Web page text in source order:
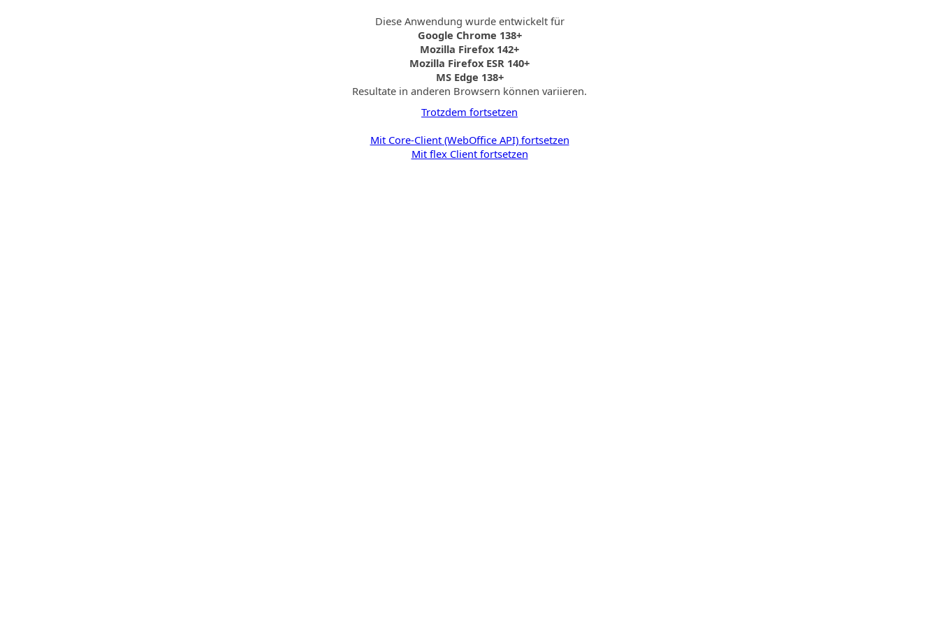
Diese Anwendung wurde entwickelt für
Google Chrome 138+
Mozilla Firefox 142+
Mozilla Firefox ESR 140+
MS Edge 138+
Resultate in anderen Browsern können variieren.
Trotzdem fortsetzen
Mit Core-Client (WebOffice API) fortsetzen
Mit flex Client fortsetzen